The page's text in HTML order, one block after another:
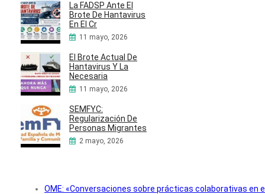
La FADSP Ante El
Brote De Hantavirus
En El Cr
11 mayo, 2026
El Brote Actual De
Hantavirus Y La
Necesaria
11 mayo, 2026
SEMFYC:
Regularización De
Personas Migrantes
2 mayo, 2026
OME: «Conversaciones sobre prácticas colaborativas en